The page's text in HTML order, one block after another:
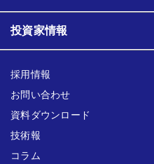
投資家情報
採用情報
お問い合わせ
資料ダウンロード
技術報
コラム